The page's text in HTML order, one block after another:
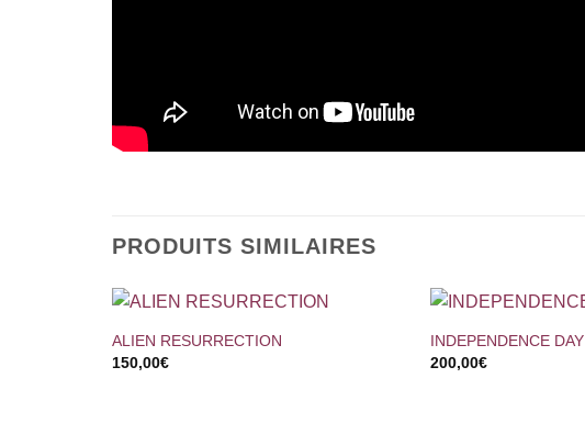
PRODUITS SIMILAIRES
+
ALIEN RESURRECTION
150,00€
+
INDEPENDENCE DAY
200,00€